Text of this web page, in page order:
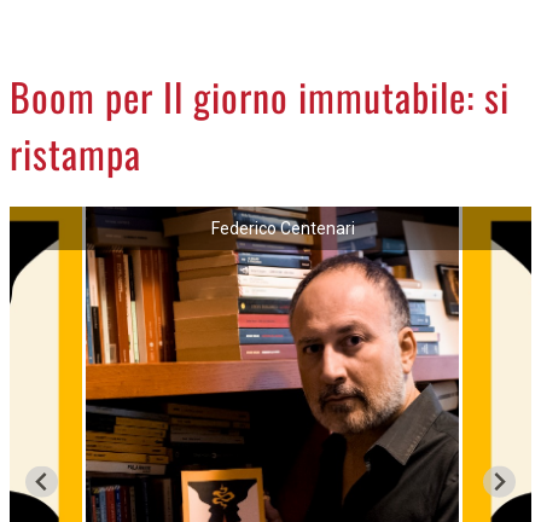
LA PIAZZA
ACCEDI
Boom per Il giorno immutabile: si
ristampa
Federico Centenari